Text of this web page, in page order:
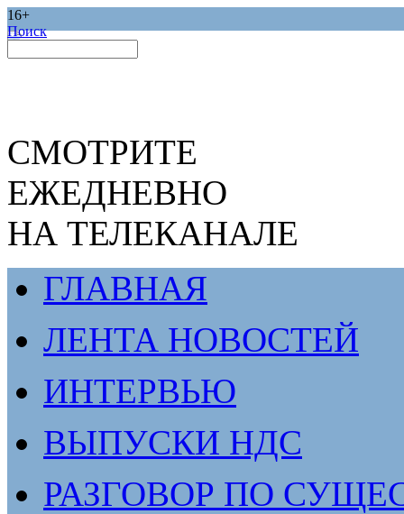
16+
Поиск
СМОТРИТЕ
ЕЖЕДНЕВНО
НА ТЕЛЕКАНАЛЕ
ГЛАВНАЯ
ЛЕНТА НОВОСТЕЙ
ИНТЕРВЬЮ
ВЫПУСКИ НДС
РАЗГОВОР ПО